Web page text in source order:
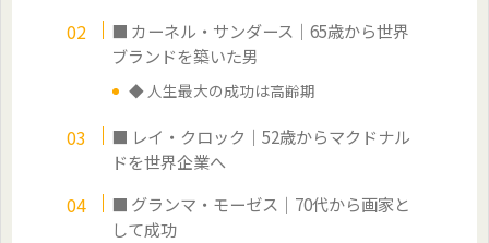
■ カーネル・サンダース｜65歳から世界
ブランドを築いた男
◆ 人生最大の成功は高齢期
■ レイ・クロック｜52歳からマクドナル
ドを世界企業へ
■ グランマ・モーゼス｜70代から画家と
して成功